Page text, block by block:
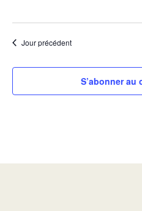
Jour précédent
S’abonner au